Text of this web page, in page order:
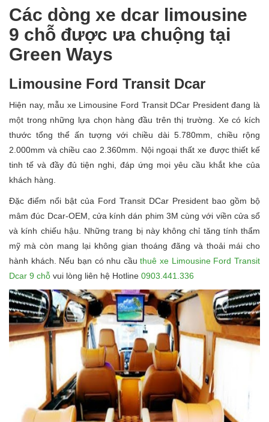
Các dòng xe dcar limousine
9 chỗ được ưa chuộng tại
Green Ways
Limousine Ford Transit Dcar
Hiện nay, mẫu xe Limousine Ford Transit DCar President đang là
một trong những lựa chọn hàng đầu trên thị trường. Xe có kích
thước tổng thể ấn tượng với chiều dài 5.780mm, chiều rộng
2.000mm và chiều cao 2.360mm. Nội ngoại thất xe được thiết kế
tinh tế và đầy đủ tiện nghi, đáp ứng mọi yêu cầu khắt khe của
khách hàng.
Đặc điểm nổi bật của Ford Transit DCar President bao gồm bộ
mâm đúc Dcar-OEM, cửa kính dán phim 3M cùng với viền cửa sổ
và kính chiếu hậu. Những trang bị này không chỉ tăng tính thẩm
mỹ mà còn mang lại không gian thoáng đãng và thoải mái cho
hành khách. Nếu bạn có nhu cầuthuê xe Limousine Ford Transit
Dcar 9 chỗ vui lòng liên hệ Hotline 0903.441.336